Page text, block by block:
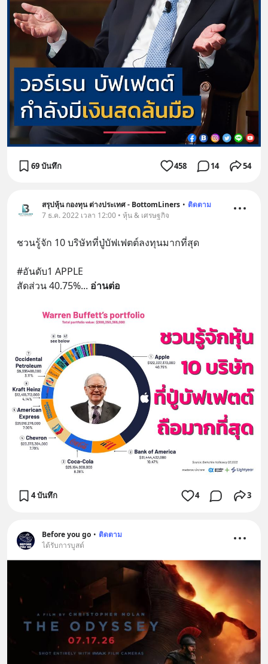
69 บันทึก 458 14 54
สรุปหุ้น กองทุน ต่างประเทศ - BottomLiners • ติดตาม
7 ธ.ค. 2022 เวลา 12:00 • หุ้น & เศรษฐกิจ
ชวนรู้จัก 10 บริษัทที่ปู่บัฟเฟตต์ลงทุนมากที่สุด
#อันดับ1 APPLE
สัดส่วน 40.75%... อ่านต่อ
4 บันทึก 4 3
Before you go • ติดตาม
ได้รับการบูสต์